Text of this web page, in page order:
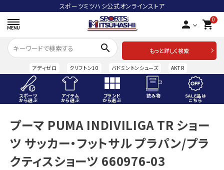
スポーツミツハシ公式オンラインストア
person 0
shopping_cart
search
もっと詳しく検索
アディゼロ クリフトン10 バドミントンシューズ AKTR
スポーツ
から選ぶ
アイテム
から選ぶ
ブランド
から選ぶ
読み物 SALE品は
こちら
ACCOUNT MENU
ようこそ ゲスト 様
meeting_room ログイン person 会員登録
プーマ PUMA INDIVILIGA TR ショー
ツ サッカー・フットサル プラパン/プラ
クティスショーツ 660976-03